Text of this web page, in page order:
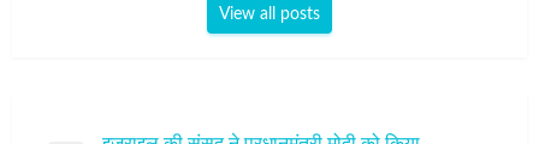
View all posts